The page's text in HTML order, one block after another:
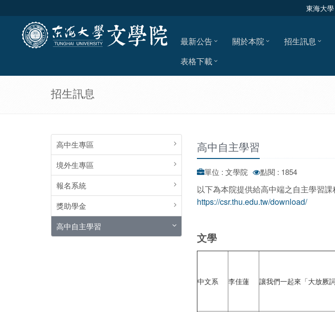
東海大學
最新公告 關於本院 招生訊息
表格下載
招生訊息
高中生專區
境外生專區
報名系統
獎助學金
高中自主學習
高中自主學習
單位 : 文學院 點閱 : 1854
以下為本院提供給高中端之自主學習
https://csr.thu.edu.tw/download/
文學
中文系 李佳蓮 讓我們一起來「大放厥詞